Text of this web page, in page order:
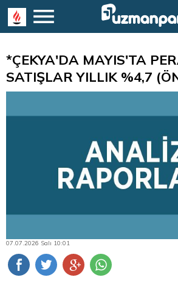
*ÇEKYA'DA MAYIS'TA
SATIŞLAR YILLIK %4,7
07.07.2026 Salı 10:01